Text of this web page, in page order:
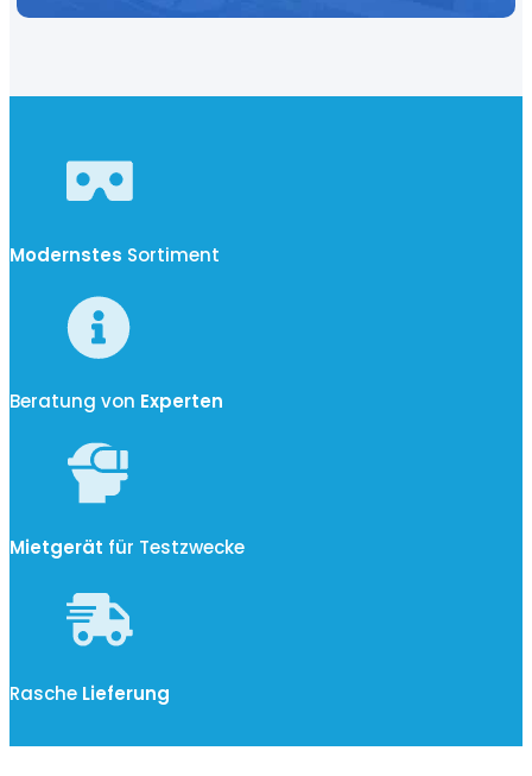
Modernstes Sortiment
Beratung von Experten
Mietgerät für Testzwecke
Rasche Lieferung